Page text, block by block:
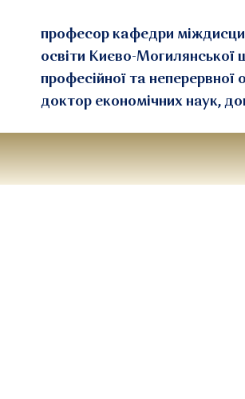
професор кафедри
освіти Києво-Могилянської
професійної та неперервної
доктор економічних наук,